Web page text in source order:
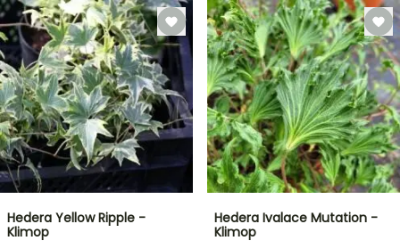
Hedera Yellow Ripple -
Klimop
Hedera Ivalace Mutation -
Klimop